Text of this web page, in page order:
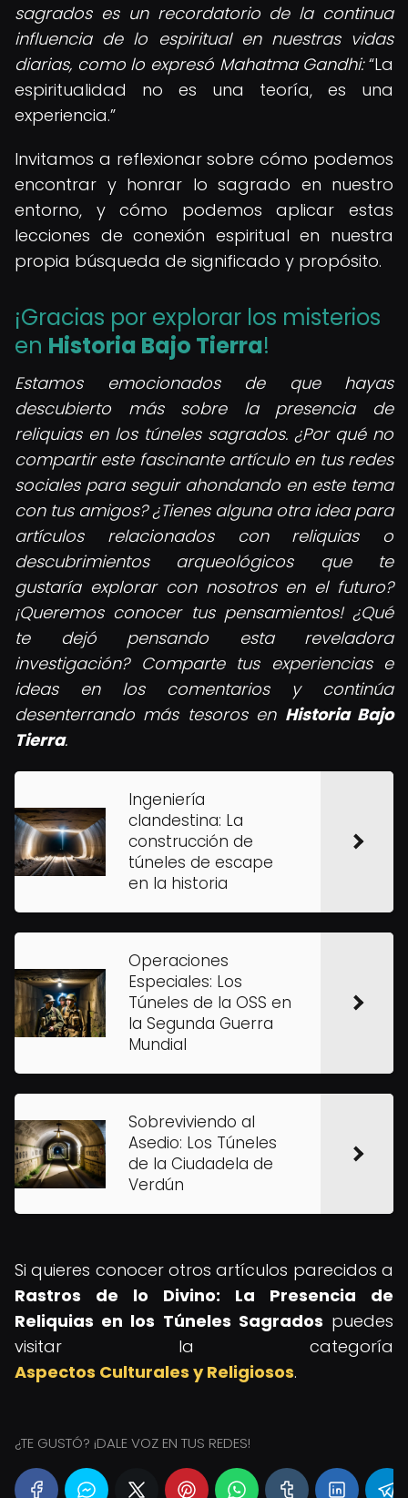
sagrados es un recordatorio de la continua
influencia de lo espiritual en nuestras vidas
diarias, como lo expresó Mahatma Gandhi: La
espiritualidad no es una teoría, es una
experiencia.
Invitamos a reflexionar sobre cómo podemos
encontrar y honrar lo sagrado en nuestro
entorno, y cómo podemos aplicar estas
lecciones de conexión espiritual en nuestra
propia búsqueda de significado y propósito.
¡Gracias por explorar los misterios
en Historia Bajo Tierra!
Estamos emocionados de que hayas
descubierto más sobre la presencia de
reliquias en los túneles sagrados. ¿Por qué no
compartir este fascinante artículo en tus redes
sociales para seguir ahondando en este tema
con tus amigos? ¿Tienes alguna otra idea para
artículos relacionados con reliquias o
descubrimientos arqueológicos que te
gustaría explorar con nosotros en el futuro?
¡Queremos conocer tus pensamientos! ¿Qué
te dejó pensando esta reveladora
investigación? Comparte tus experiencias e
ideas en los comentarios y continúa
desenterrando más tesoros en Historia Bajo
Tierra.
Ingeniería
clandestina: La
construcción de
túneles de escape
en la historia
Operaciones
Especiales: Los
Túneles de la OSS en
la Segunda Guerra
Mundial
Sobreviviendo al
Asedio: Los Túneles
de la Ciudadela de
Verdún
Si quieres conocer otros artículos parecidos a
Rastros de lo Divino: La Presencia de
Reliquias en los Túneles Sagrados puedes
visitar la categoría
Aspectos Culturales y Religiosos.
¿TE GUSTÓ? ¡DALE VOZ EN TUS REDES!